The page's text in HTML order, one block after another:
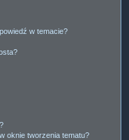
w temacie?
oknie tworzenia tematu?